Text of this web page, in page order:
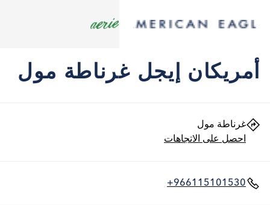
أمريكان إيجل غرناطة مول
غرناطة مول
احصل على الاتجاهات
+966115101530